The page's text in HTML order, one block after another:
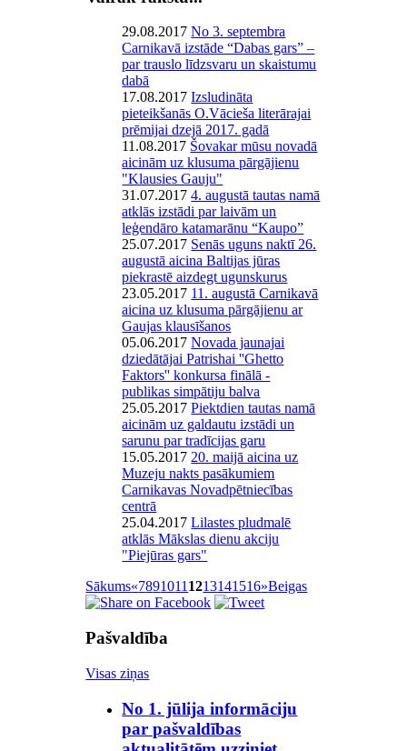
29.08.2017No 3. septembra
Carnikavā izstāde “Dabas gars” –
par trauslo līdzsvaru un skaistumu
dabā
17.08.2017Izsludināta
pieteikšanās O.Vācieša literārajai
prēmijai dzejā 2017. gadā
11.08.2017 Šovakar mūsu novadā
aicinām uz klusuma pārgājienu
"Klausies Gauju"
31.07.20174. augustā tautas namā
atklās izstādi par laivām un
leģendāro katamarānu “Kaupo”
25.07.2017 Senās uguns naktī 26.
augustā aicina Baltijas jūras
piekrastē aizdegt ugunskurus
23.05.2017 11. augustā Carnikavā
aicina uz klusuma pārgājienu ar
Gaujas klausīšanos
05.06.2017Novada jaunajai
dziedātājai Patrishai ''Ghetto
Faktors'' konkursa finālā -
publikas simpātiju balva
25.05.2017Piektdien tautas namā
aicinām uz galdautu izstādi un
sarunu par tradīcijas garu
15.05.2017 20. maijā aicina uz
Muzeju nakts pasākumiem
Carnikavas Novadpētniecības
centrā
25.04.2017Lilastes pludmalē
atklās Mākslas dienu akciju
"Piejūras gars"
Sākums«7891011 1213141516»Beigas
Pašvaldība
Visas ziņas
No 1. jūlija informāciju
par pašvaldības